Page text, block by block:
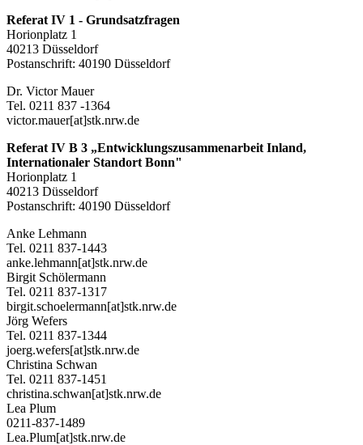
Referat IV 1 - Grundsatzfragen
Horionplatz 1
40213 Düsseldorf
Postanschrift: 40190 Düsseldorf
Dr. Victor Mauer
Tel. 0211 837 -1364
victor.mauer[at]stk.nrw.de
Referat IV B 3 „Entwicklungszusammenarbeit Inland,
Internationaler Standort Bonn"
Horionplatz 1
40213 Düsseldorf
Postanschrift: 40190 Düsseldorf
Anke Lehmann
Tel. 0211 837-1443
anke.lehmann[at]stk.nrw.de
Birgit Schölermann
Tel. 0211 837-1317
birgit.schoelermann[at]stk.nrw.de
Jörg Wefers
Tel. 0211 837-1344
joerg.wefers[at]stk.nrw.de
Christina Schwan
Tel. 0211 837-1451
christina.schwan[at]stk.nrw.de
Lea Plum
0211-837-1489
Lea.Plum[at]stk.nrw.de